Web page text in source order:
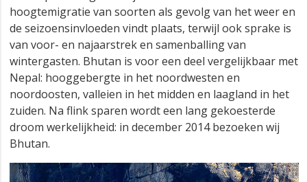
hoogtemigratie van soorten als gevolg van het weer en
de seizoensinvloeden vindt plaats, terwijl ook sprake is
van voor- en najaarstrek en samenballing van
wintergasten. Bhutan is voor een deel vergelijkbaar met
Nepal: hooggebergte in het noordwesten en
noordoosten, valleien in het midden en laagland in het
zuiden. Na flink sparen wordt een lang gekoesterde
droom werkelijkheid: in december 2014 bezoeken wij
Bhutan.